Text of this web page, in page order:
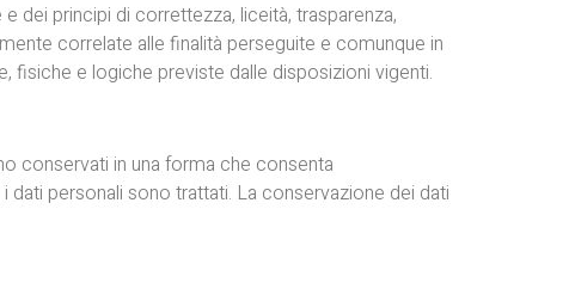
dei principi di correttezza, liceità, trasparenza,
correlate alle finalità perseguite e comunque in
fisiche e logiche previste dalle disposizioni vigenti.
conservati in una forma che consenta
personali sono trattati. La conservazione dei dati